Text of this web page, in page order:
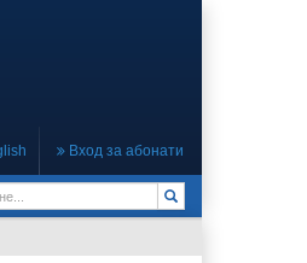
Вход за абонати